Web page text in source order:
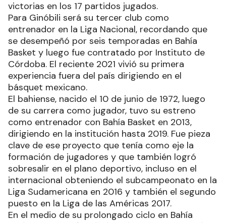
victorias en los 17 partidos jugados.
Para Ginóbili será su tercer club como
entrenador en la Liga Nacional, recordando que
se desempeñó por seis temporadas en Bahía
Basket y luego fue contratado por Instituto de
Córdoba. El reciente 2021 vivió su primera
experiencia fuera del país dirigiendo en el
básquet mexicano.
El bahiense, nacido el 10 de junio de 1972, luego
de su carrera como jugador, tuvo su estreno
como entrenador con Bahía Basket en 2013,
dirigiendo en la institución hasta 2019. Fue pieza
clave de ese proyecto que tenía como eje la
formación de jugadores y que también logró
sobresalir en el plano deportivo, incluso en el
internacional obteniendo el subcampeonato en la
Liga Sudamericana en 2016 y también el segundo
puesto en la Liga de las Américas 2017.
En el medio de su prolongado ciclo en Bahía